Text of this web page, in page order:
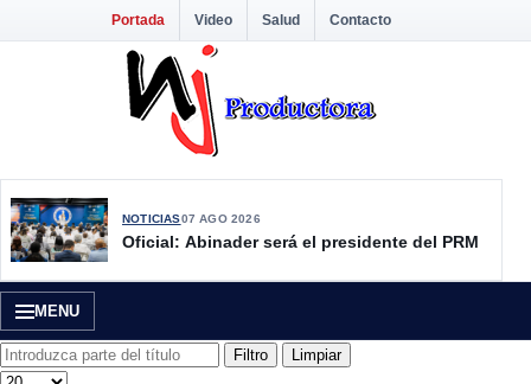
Portada Video Salud Contacto
NOTICIAS07 AGO 2026
Oficial: Abinader será el presidente del PRM
MENU
Introduzca parte del título Filtro Limpiar
Cantidad